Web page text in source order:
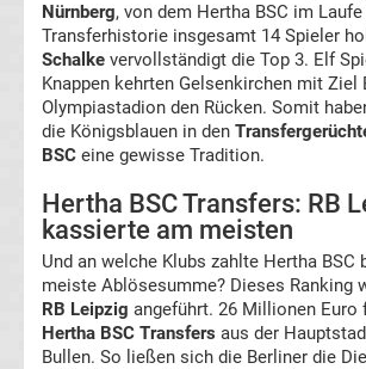
League
Tabelle
Europa
League
Ergebnisse
Conference
Nürnberg, von dem Hertha BSC im
Transferhistorie insgesamt 14 Spieler
Schalke vervollständigt die Top 3. Elf
Knappen kehrten Gelsenkirchen mit Ziel
Olympiastadion den Rücken. Somit
die Königsblauen in den
BSC eine gewisse Tradition.
Hertha BSC Transfers: RB
kassierte am meisten
Und an welche Klubs zahlte Hertha BSC
meiste Ablösesumme? Dieses Ranking
RB Leipzig angeführt. 26 Millionen Euro
Hertha BSC Transfers aus der
Bullen. So ließen sich die Berliner die